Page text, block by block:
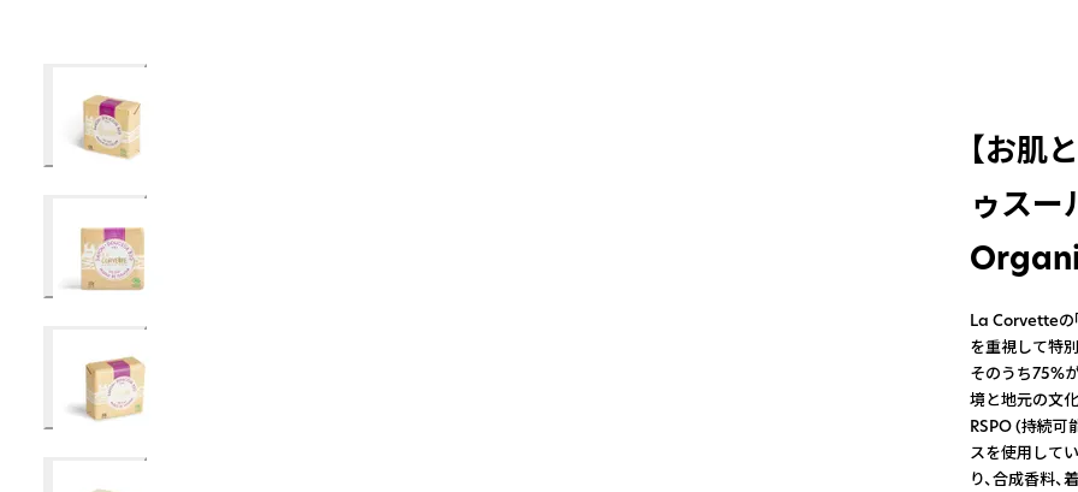
【お肌
ゥスー
La Corvetteの
を重視して特
そのうち75%
境と地元の文
RSPO (持続可
スを使用して
り、合成香料